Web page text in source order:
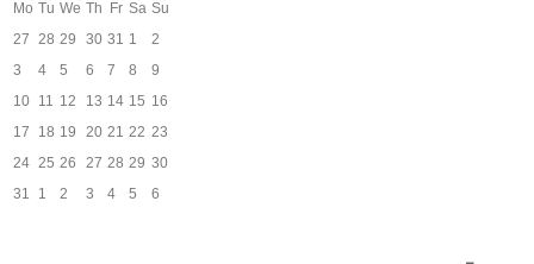
Mo Tu We Th Fr Sa Su
27 28 29 30 31 1
2
3
4 5 6 7 8
9
10 11 12 13 14 15 16
17
18 19 20 21 22 23
24 25 26 27 28 29 30
31
1 2 3 4 5 6